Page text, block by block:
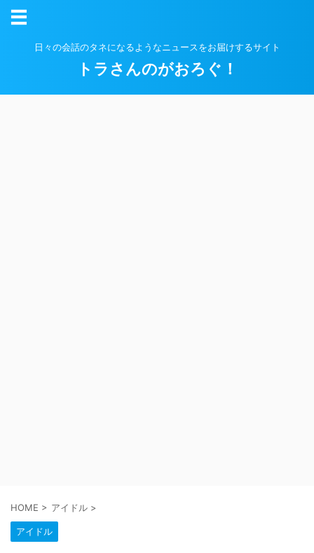
日々の会話のタネになるようなニュースをお届けするサイト
トラさんのがおろぐ！
HOME > アイドル >
アイドル